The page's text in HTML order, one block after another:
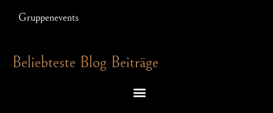
Gruppenevents
Beliebteste Blog Beiträge